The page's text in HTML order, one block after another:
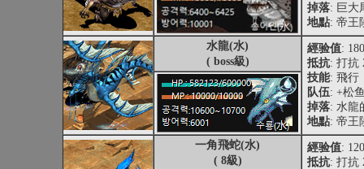
掉落: 巨大
地點: 帝王
水龍(水)
( boss級)
經验值:
抵抗: 打抗
技能: 飛行
队伍: +松
掉落: 水龍
地點: 帝王
一角飛蛇(水)
( 8級)
經验值:
抵抗: 打抗